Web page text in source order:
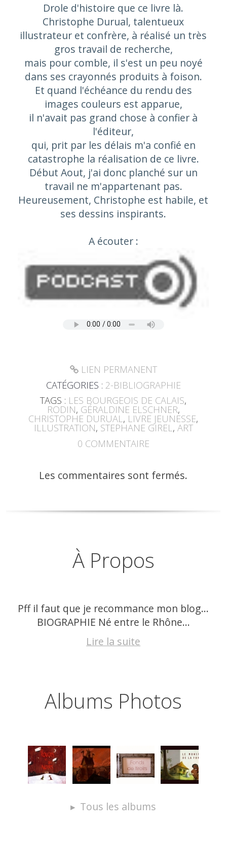
Drole d'histoire que ce livre là.
Christophe Durual, talentueux
illustrateur et confrère, à réalisé un très
gros travail de recherche,
mais pour comble, il s'est un peu noyé
dans ses crayonnés produits à foison.
Et quand l'échéance du rendu des
images couleurs est apparue,
il n'avait pas grand chose à confier à
l'éditeur,
qui, prit par les délais m'a confié en
catastrophe la réalisation de ce livre.
Début Aout, j'ai donc planché sur un
travail ne m'appartenant pas.
Heureusement, Christophe est habile, et
ses dessins inspirants.
A écouter :
LIEN PERMANENT
CATÉGORIES : 2-BIBLIOGRAPHIE
TAGS : LES BOURGEOIS DE CALAIS,
RODIN, GÉRALDINE ELSCHNER,
CHRISTOPHE DURUAL, LIVRE JEUNESSE,
ILLUSTRATION, STEPHANE GIREL, ART
0 COMMENTAIRE
Les commentaires sont fermés.
À Propos
Pff il faut que je recommance mon blog…
BIOGRAPHIE Né entre le Rhône...
Lire la suite
Albums Photos
Tous les albums